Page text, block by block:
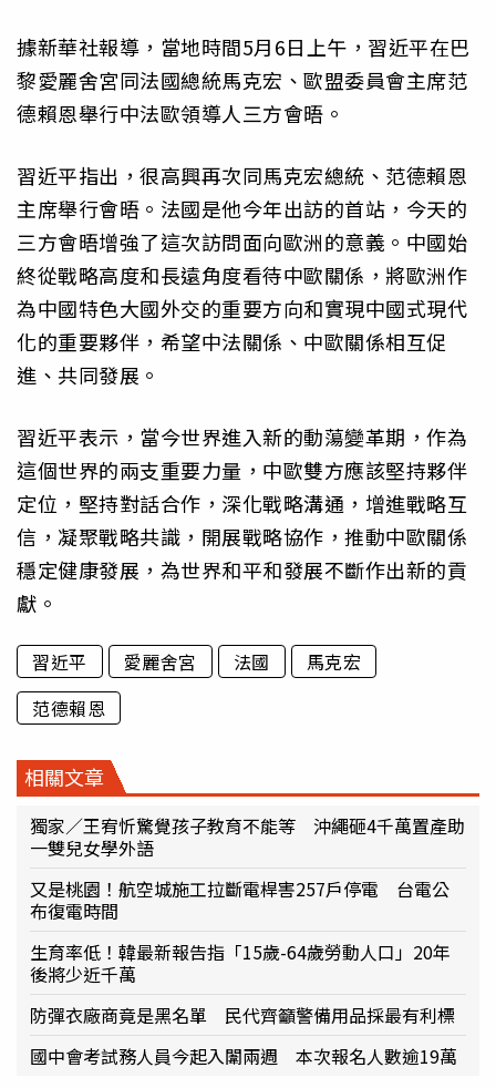
據新華社報導，當地時間5月6日上午，習近平在巴
黎愛麗舍宮同法國總統馬克宏、歐盟委員會主席范
德賴恩舉行中法歐領導人三方會晤。
習近平指出，很高興再次同馬克宏總統、范德賴恩
主席舉行會晤。法國是他今年出訪的首站，今天的
三方會晤增強了這次訪問面向歐洲的意義。中國始
終從戰略高度和長遠角度看待中歐關係，將歐洲作
為中國特色大國外交的重要方向和實現中國式現代
化的重要夥伴，希望中法關係、中歐關係相互促
進、共同發展。
習近平表示，當今世界進入新的動蕩變革期，作為
這個世界的兩支重要力量，中歐雙方應該堅持夥伴
定位，堅持對話合作，深化戰略溝通，增進戰略互
信，凝聚戰略共識，開展戰略協作，推動中歐關係
穩定健康發展，為世界和平和發展不斷作出新的貢
獻。
習近平 愛麗舍宮 法國
馬克宏
范德賴恩
相關文章
獨家／王宥忻驚覺孩子教育不能等 沖繩砸4千萬置產助
一雙兒女學外語
又是桃園！航空城施工拉斷電桿害257戶停電 台電公
布復電時間
生育率低！韓最新報告指「15歲-64歲勞動人口」20年
後將少近千萬
防彈衣廠商竟是黑名單 民代齊籲警備用品採最有利標
國中會考試務人員今起入闈兩週 本次報名人數逾19萬